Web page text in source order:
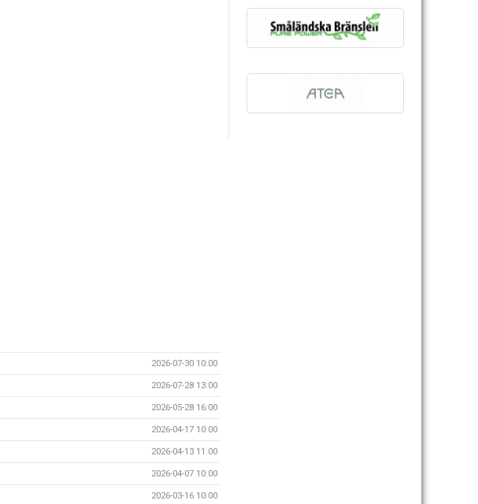
2026-07-30 10:00
2026-07-28 13:00
2026-05-28 16:00
2026-04-17 10:00
2026-04-13 11:00
2026-04-07 10:00
2026-03-16 10:00